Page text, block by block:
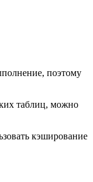
поэтому
таблиц, можно
кэширование